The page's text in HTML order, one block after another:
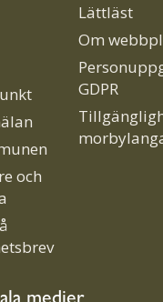
och
Lättläst
Om
GDPR
medier